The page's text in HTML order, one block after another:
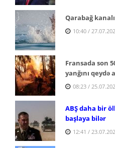
Qarabağ
10:40 /
Fransada son
yanğını qeydə
08:23 /
ABŞ daha bir
başlaya bilər
12:41 /